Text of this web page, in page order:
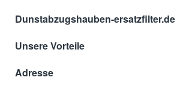
Dunstabzugshauben-ersatzfilter.de
Unsere Vorteile
Adresse